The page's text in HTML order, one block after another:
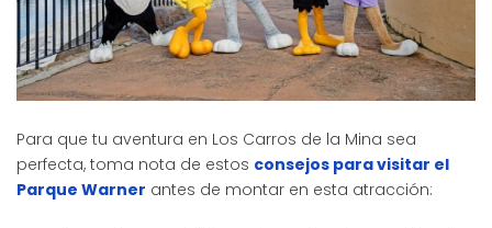
Para que tu aventura en Los Carros de la Mina sea
perfecta, toma nota de estos consejos para visitar el
Parque Warner antes de montar en esta atracción: